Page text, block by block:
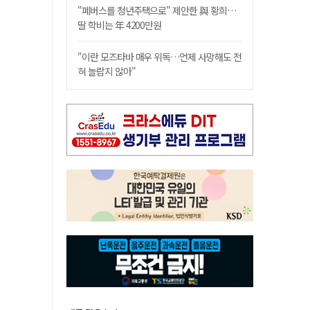
"폐버스를 청년주택으로" 제안한 與 황희…
딸 학비는 年 4200만원
"이란 모즈타바 매우 위독…언제 사망해도 전
혀 놀랍지 않아"